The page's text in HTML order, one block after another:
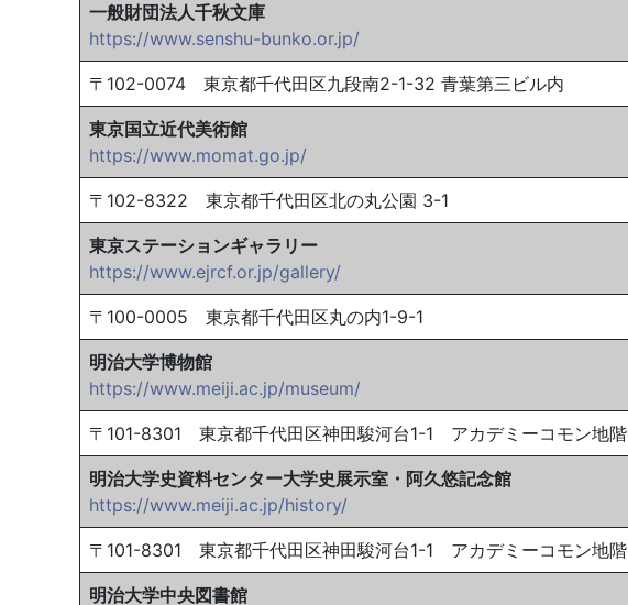
一般財団法人千秋文庫
https://www.senshu-bunko.or.jp/
〒102-0074 東京都千代田区九段南2-1-32 青葉第三ビル内
東京国立近代美術館
https://www.momat.go.jp/
〒102-8322 東京都千代田区北の丸公園 3-1
東京ステーションギャラリー
https://www.ejrcf.or.jp/gallery/
〒100-0005 東京都千代田区丸の内1-9-1
明治大学博物館
https://www.meiji.ac.jp/museum/
〒101-8301 東京都千代田区神田駿河台1-1 アカデミーコモン地階
明治大学史資料センター大学史展示室・阿久悠記念館
https://www.meiji.ac.jp/history/
〒101-8301 東京都千代田区神田駿河台1-1 アカデミーコモン地階
明治大学中央図書館